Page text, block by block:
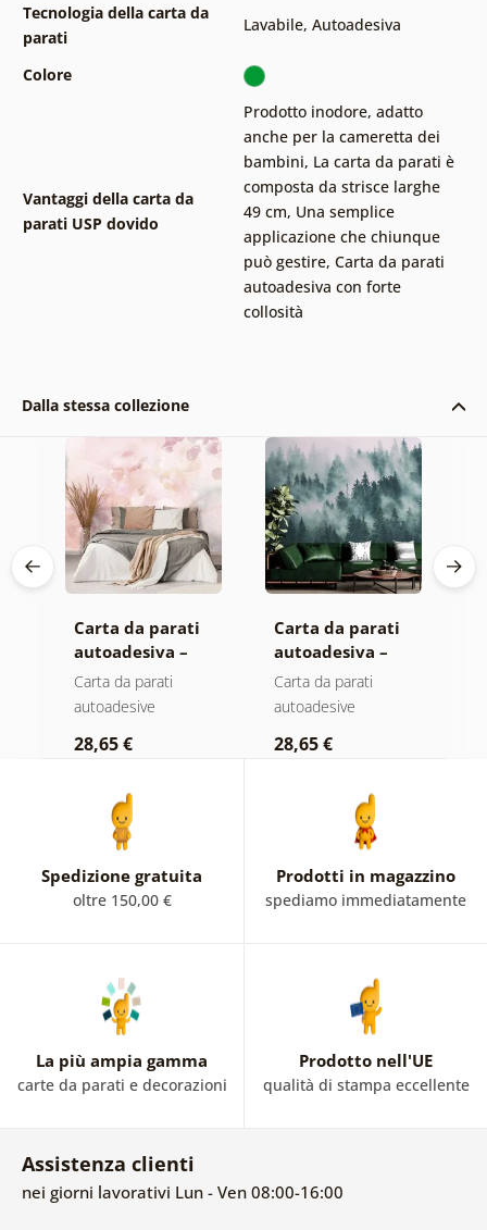
Tecnologia della carta da
parati
Lavabile, Autoadesiva
Colore
Vantaggi della carta da
parati USP dovido
Prodotto inodore, adatto
anche per la cameretta dei
bambini, La carta da parati è
composta da strisce larghe
49 cm, Una semplice
applicazione che chiunque
può gestire, Carta da parati
autoadesiva con forte
collosità
Dalla stessa collezione
Carta da parati
autoadesiva –
Foglie con
sfumatura
Carta da parati
autoadesive
28,65 €
Carta da parati
autoadesiva –
Foresta nella
nebbia
Carta da parati
autoadesive
28,65 €
Spedizione gratuita
oltre 150,00 €
Prodotti in magazzino
spediamo immediatamente
La più ampia gamma
carte da parati e decorazioni
Prodotto nell'UE
qualità di stampa eccellente
Assistenza clienti
nei giorni lavorativi Lun - Ven 08:00-16:00